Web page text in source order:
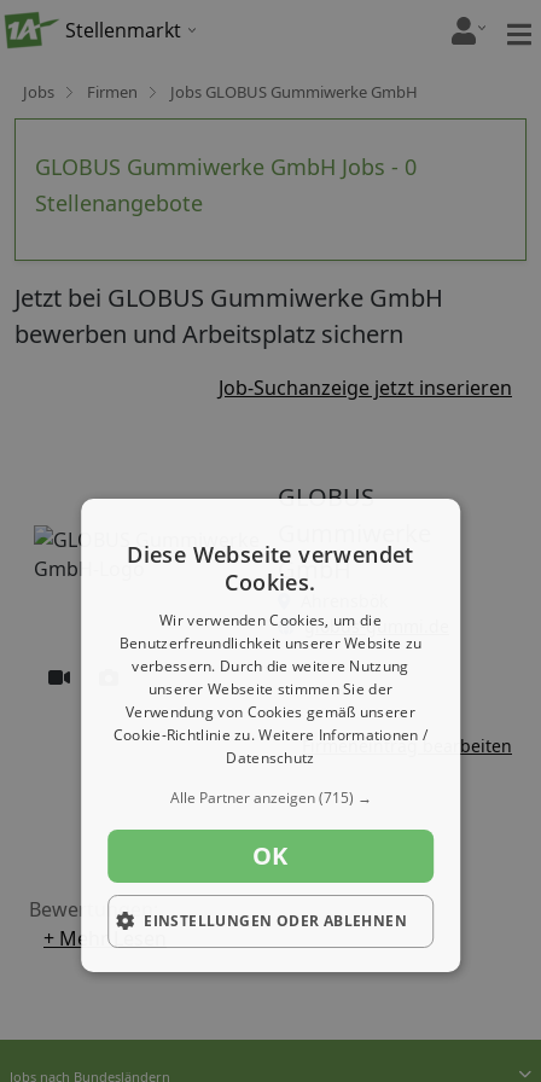
Stellenmarkt
Jobs Firmen Jobs GLOBUS Gummiwerke GmbH
GLOBUS Gummiwerke GmbH Jobs - 0
Stellenangebote
Jetzt bei GLOBUS Gummiwerke GmbH
bewerben und Arbeitsplatz sichern
Job-Suchanzeige jetzt inserieren
GLOBUS
GmbH
globus-gummi.de
Firmeneintrag bearbeiten
Bewertungen:
+ Mehr Lesen
Jobs nach Bundesländern
Diese Webseite verwendet
Cookies.
Wir verwenden Cookies, um die
Benutzerfreundlichkeit unserer Website zu
verbessern. Durch die weitere Nutzung
unserer Webseite stimmen Sie der
Verwendung von Cookies gemäß unserer
Cookie-Richtlinie zu.Weitere Informationen /
Datenschutz
Alle Partner anzeigen(715) →
OK
EINSTELLUNGEN ODER ABLEHNEN